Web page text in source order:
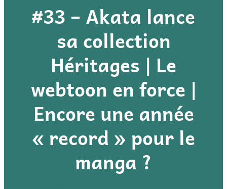
#33 – Akata lance
sa collection
Héritages | Le
webtoon en force |
Encore une année
« record » pour le
manga ?